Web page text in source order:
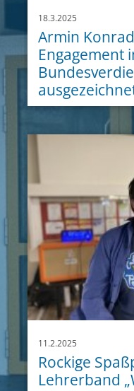
18.3.2025
Armin
Engagement
11.2.2025
Rockige
Lehrerband